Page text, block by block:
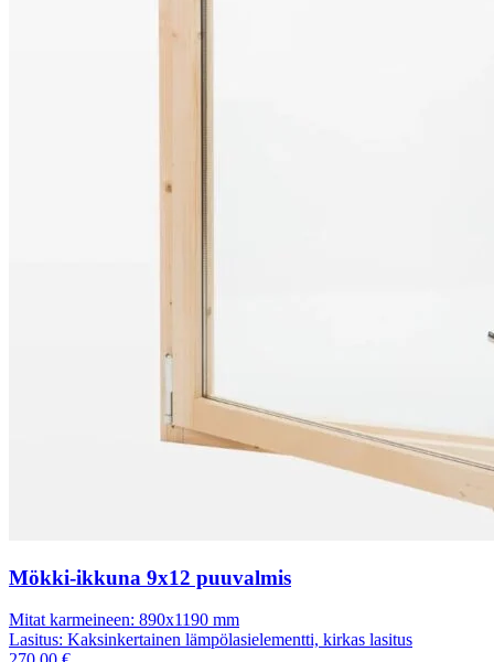
Mökki-ikkuna 9x12 puuvalmis
Mitat karmeineen: 890x1190 mm
Lasitus: Kaksinkertainen lämpölasielementti, kirkas lasitus